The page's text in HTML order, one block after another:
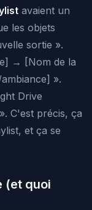
avaient un
les objets
sortie ».
→ [Nom de la
».
Drive
C'est précis, ça
et ça se
(et quoi